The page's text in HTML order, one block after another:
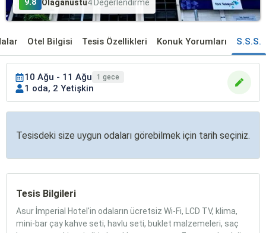
9.8 Olağanüstü4 Değerlendirme
Otel Bilgisi Tesis Özellikleri Konuk Yorumları S.S.S.
10 Ağu - 11 Ağu 1 gece
1 oda, 2 Yetişkin
Tesisdeki size uygun odaları görebilmek için tarih seçiniz.
Tesis Bilgileri
Asur İmperial Hotel'in odaların ücretsiz Wi-Fi, LCD TV, klima,
mini-bar çay kahve seti, havlu seti, buklet malzemeleri, saç